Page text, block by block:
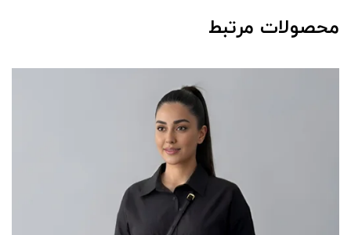
محصولات مرتبط